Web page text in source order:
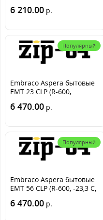
6 210.00 р.
Популярный
Embraco Aspera бытовые
EMT 23 CLP (R-600,
6 470.00 р.
Популярный
Embraco Aspera бытовые
EMT 56 CLP (R-600, -23,3 С,
6 470.00 р.